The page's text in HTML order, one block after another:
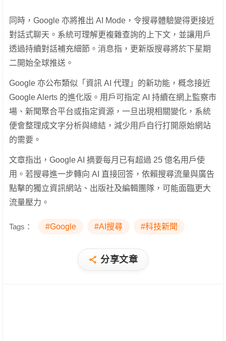
同時，Google 亦將推出 AI Mode，令搜尋體驗變得更接近
對話式聊天。系統可理解更複雜查詢的上下文，並讓用戶
透過持續對話補充細節。消息指，更新版搜尋將於下星期
二開始全球推送。
Google 亦公布類似「資訊 AI 代理」的新功能，概念接近
Google Alerts 的進化版。用戶可指定 AI 持續在網上監察市
場、新聞聚合平台或指定資源，一旦出現相關變化，系統
便會整理成文字分析與總結，減少用戶自行打開原始網站
的需要。
文章指出，Google AI 摘要每月已有超過 25 億名用戶使
用。若搜尋進一步轉向 AI 直接回答，依賴搜尋流量與廣告
點擊的獨立資訊網站、出版社及編輯團隊，可能面臨更大
流量壓力。
Tags： #Google #AI搜尋 #科技新聞
分享文章